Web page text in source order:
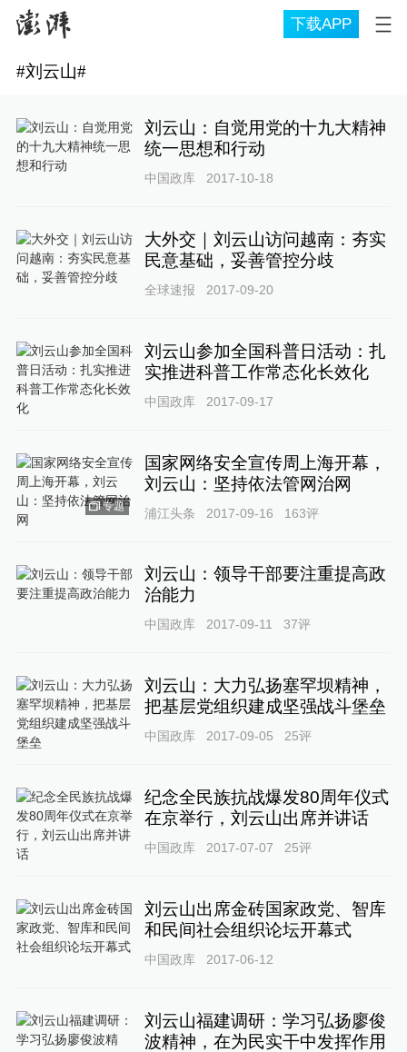
下载APP
#刘云山#
刘云山：自觉用党的十九大精神
统一思想和行动
中国政库 2017-10-18
大外交｜刘云山访问越南：夯实
民意基础，妥善管控分歧
全球速报 2017-09-20
刘云山参加全国科普日活动：扎
实推进科普工作常态化长效化
中国政库 2017-09-17
专题
国家网络安全宣传周上海开幕，
刘云山：坚持依法管网治网
浦江头条 2017-09-16 163评
刘云山：领导干部要注重提高政
治能力
中国政库 2017-09-11 37评
刘云山：大力弘扬塞罕坝精神，
把基层党组织建成坚强战斗堡垒
中国政库 2017-09-05 25评
纪念全民族抗战爆发80周年仪式
在京举行，刘云山出席并讲话
中国政库 2017-07-07 25评
刘云山出席金砖国家政党、智库
和民间社会组织论坛开幕式
中国政库 2017-06-12
刘云山福建调研：学习弘扬廖俊
波精神，在为民实干中发挥作用